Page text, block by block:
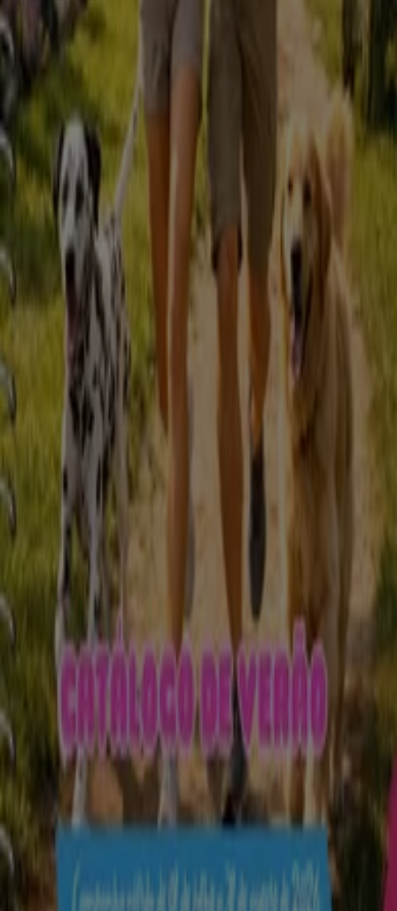
A Tiendeo faz parte da Shopfully, a empresa tecnológica
que está a reinventar o comércio local em todo o
mundo.
O que fazemos
Soluções para empresas
Notícias e media
Trabalha conosco
Pedido de marketing e empresarial
Loja mal colocada no mapa
Feedback de anúncio semanal
Problemas Técnicos e Feedback Geral
Marcas
Marcas locais
Negócios
Lojas próximas
Produtos
Produtos locais
Cidades